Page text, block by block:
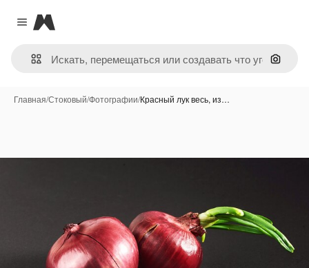
Close menu
Magnific
Поиск
Главная/Стоковый/Фотографии/Красный лук весь, из…